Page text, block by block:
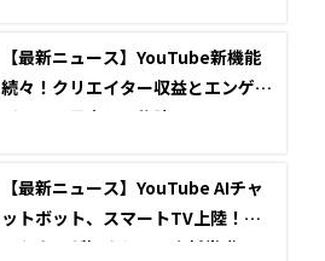
【最新ニュース】YouTube新機能
続々！クリエイター収益とエンゲー
ジメント最大化の秘訣
【最新ニュース】YouTube AIチャ
ットボット、スマートTV上陸！マ
ーケターが押さえるべき新常識